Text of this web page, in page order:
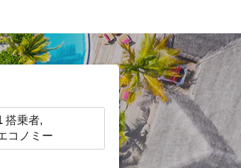
搭乗者,
コノミー